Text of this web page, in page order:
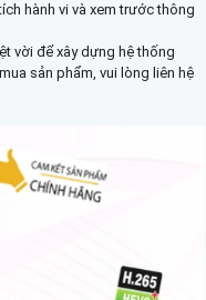
hành vi và xem trước thông
vời để xây dựng hệ thống
sản phẩm, vui lòng liên hệ